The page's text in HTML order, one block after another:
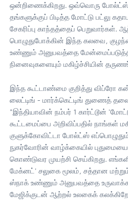
ஒன்றிணைக்கிறது. ஒவ்வொரு போல்ட்ஸ்
தங்களுக்குப் பிடித்த மோட்டு பட்லு
சேகரிப்பு காந்தத்தைப் பெறுவார்கள்.
பொழுதுபோக்கின் இந்த கலவை,
உண்ணும் அனுபவத்தை
நினைவுகளையும் மகிழ்ச்சியின்
இந்த கூட்டாண்மை குறித்து விப்ரோ
லைட்டிங் - மார்க்கெட்டிங் துணைத்
"இந்தியாவின் நம்பர் 1 கார்ட்டூன்
கூட்டமைப்பை அறிவிப்பதில் நாங்கள்
குளுக்கோவிட்டா போல்ட்ஸ்
நுகர்வோரின் வாழ்க்கையில்
கொண்டுவர முயற்சி செய்கிறது.
மேக்னட்' சலுகை மூலம், சத்தான மற்றும்
ஸ்நாக் உண்ணும் அனுபவத்தை
மேஜிக்குடன் ஆற்றல் உலகைக்